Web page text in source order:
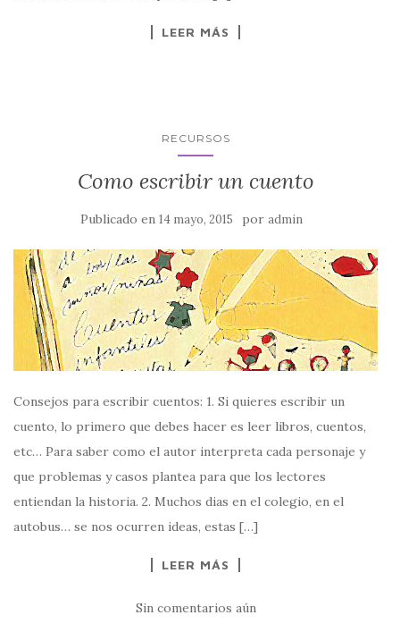
LEER MÁS
RECURSOS
Como escribir un cuento
Publicado en 14 mayo, 2015 por admin
Consejos para escribir cuentos: 1. Si quieres escribir un
cuento, lo primero que debes hacer es leer libros, cuentos,
etc… Para saber como el autor interpreta cada personaje y
que problemas y casos plantea para que los lectores
entiendan la historia. 2. Muchos dias en el colegio, en el
autobus… se nos ocurren ideas, estas […]
LEER MÁS
Sin comentarios aún